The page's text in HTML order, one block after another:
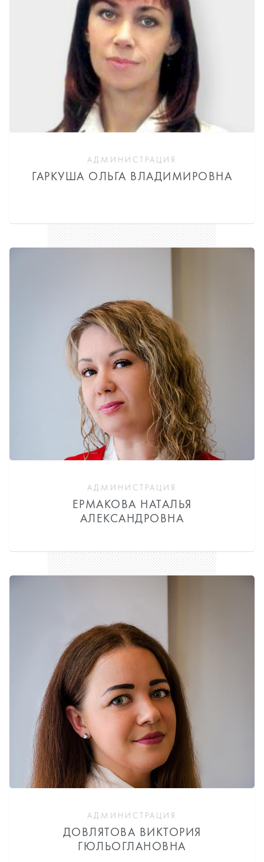
АДМИНИСТРАЦИЯ
ГАРКУША ОЛЬГА ВЛАДИМИРОВНА
АДМИНИСТРАЦИЯ
ЕРМАКОВА НАТАЛЬЯ
АЛЕКСАНДРОВНА
АДМИНИСТРАЦИЯ
ДОВЛЯТОВА ВИКТОРИЯ
ГЮЛЬОГЛАНОВНА